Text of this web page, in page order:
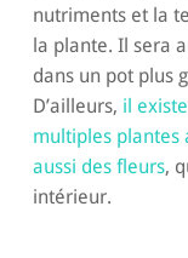
nutriments et la
la plante. Il sera
dans un pot plus
D’ailleurs, il
multiples plantes
aussi des fleurs,
intérieur.